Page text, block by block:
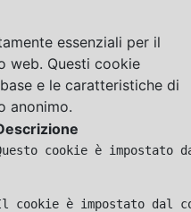
essenziali per il
web. Questi cookie
e le caratteristiche di
anonimo.
cookie è
cookie è impostato dal